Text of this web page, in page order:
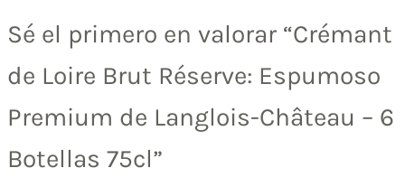
Sé el primero en valorar “Crémant
de Loire Brut Réserve: Espumoso
Premium de Langlois-Château – 6
Botellas 75cl”